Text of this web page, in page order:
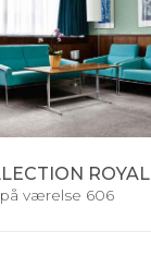
værelse 606